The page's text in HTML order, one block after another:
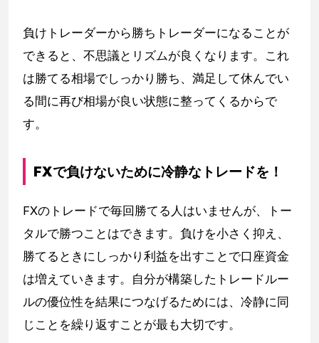
負けトレーダーから勝ちトレーダーになることが
できると、不思議とリズムが良くなります。これ
は勝てる相場でしっかり勝ち、満足して休んでい
る間に再び相場が良い状態に整ってくるからで
す。
FXで負けないために冷静なトレードを！
FXのトレードで毎回勝てる人はいませんが、トー
タルで勝つことはできます。負けを小さく抑え、
勝てるときにしっかり利益を出すことで口座資金
は増えていきます。自分が構築したトレードルー
ルの優位性を結果につなげるためには、冷静に同
じことを繰り返すことが最も大切です。